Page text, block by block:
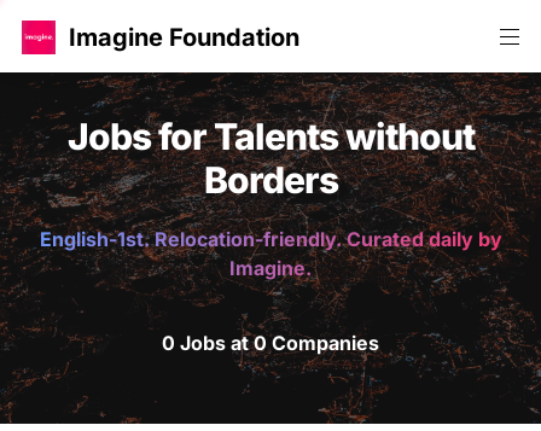
Imagine Foundation
Jobs for Talents without
Borders
English-1st. Relocation-friendly. Curated daily by
Imagine.
0 Jobs at 0 Companies